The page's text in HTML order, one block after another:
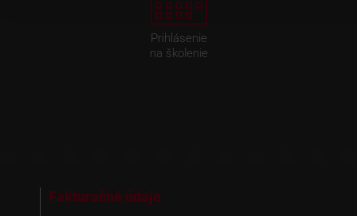
Prihlásenie
na školenie
Fakturačné údaje